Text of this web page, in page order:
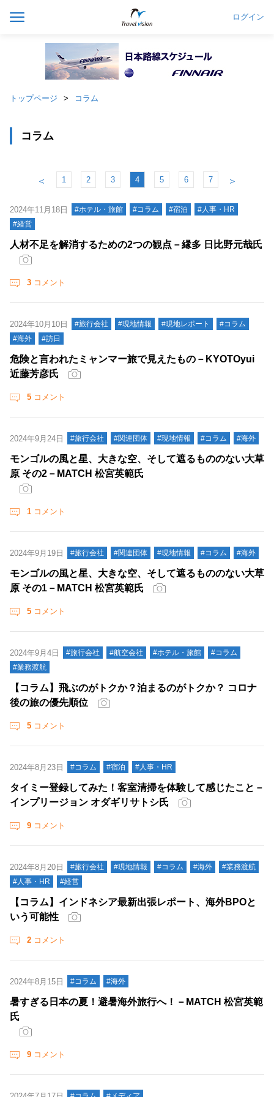
ログイン
トップページ コラム
コラム
＜ 1 2 3 4 5 6 7 ＞
2024年11月18日 #ホテル・旅館 #コラム #宿泊
#人事・HR
#経営
人材不足を解消するための2つの観点－縁多 日比野元哉氏
3 コメント
2024年10月10日 #旅行会社 #現地情報 #現地レポート
#コラム
#海外
#訪日
危険と言われたミャンマー旅で見えたもの－KYOTOyui
近藤芳彦氏
5 コメント
2024年9月24日 #旅行会社 #関連団体 #現地情報 #コラム #海外
モンゴルの風と星、大きな空、そして遮るもののない大草
原 その2－MATCH 松宮英範氏
1 コメント
2024年9月19日 #旅行会社 #関連団体 #現地情報 #コラム #海外
モンゴルの風と星、大きな空、そして遮るもののない大草
原 その1－MATCH 松宮英範氏
5 コメント
2024年9月4日 #旅行会社 #航空会社 #ホテル・旅館
#コラム
#業務渡航
【コラム】飛ぶのがトクか？泊まるのがトクか？ コロナ
後の旅の優先順位
5 コメント
2024年8月23日 #コラム #宿泊 #人事・HR
タイミー登録してみた！客室清掃を体験して感じたこと－
インプリージョン オダギリサトシ氏
9 コメント
2024年8月20日 #旅行会社 #現地情報 #コラム #海外
#業務渡航
#人事・HR
#経営
【コラム】インドネシア最新出張レポート、海外BPOと
いう可能性
2 コメント
2024年8月15日 #コラム #海外
暑すぎる日本の夏！避暑海外旅行へ！－MATCH 松宮英範
氏
9 コメント